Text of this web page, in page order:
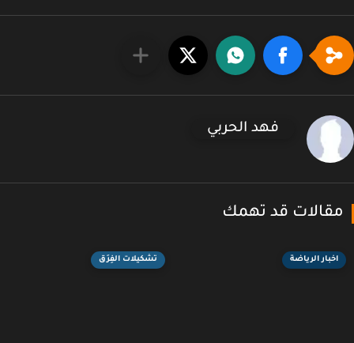
فهد الحربي
قد تهمك
اخبار الرياضة تشكيلات الفِرَق